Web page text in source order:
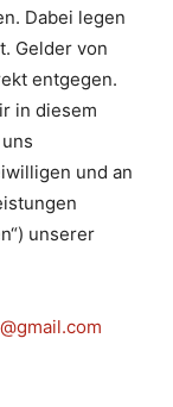
Dabei legen
Gelder von
entgegen.
in diesem
und an
unserer